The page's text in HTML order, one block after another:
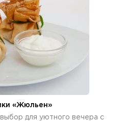
«Жюльен»
для уютного вечера с